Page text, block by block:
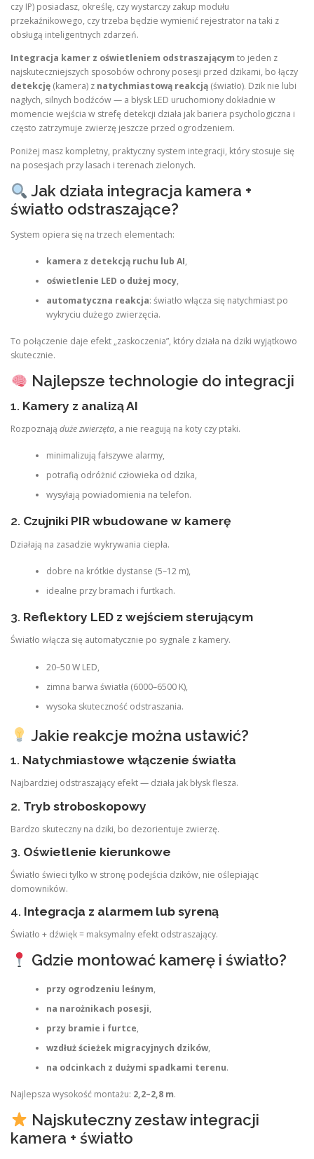
czy IP) posiadasz, określę, czy wystarczy zakup modułu
przekaźnikowego, czy trzeba będzie wymienić rejestrator na taki z
obsługą inteligentnych zdarzeń.
Integracja kamer z oświetleniem odstraszającym to jeden z
najskuteczniejszych sposobów ochrony posesji przed dzikami, bo łączy
detekcję (kamera) z natychmiastową reakcją (światło). Dzik nie lubi
nagłych, silnych bodźców — a błysk LED uruchomiony dokładnie w
momencie wejścia w strefę detekcji działa jak bariera psychologiczna i
często zatrzymuje zwierzę jeszcze przed ogrodzeniem.
Poniżej masz kompletny, praktyczny system integracji, który stosuje się
na posesjach przy lasach i terenach zielonych.
Jak działa integracja kamera +
światło odstraszające?
System opiera się na trzech elementach:
kamera z detekcją ruchu lub AI,
oświetlenie LED o dużej mocy,
automatyczna reakcja: światło włącza się natychmiast po
wykryciu dużego zwierzęcia.
To połączenie daje efekt „zaskoczenia”, który działa na dziki wyjątkowo
skutecznie.
Najlepsze technologie do integracji
1. Kamery z analizą AI
Rozpoznają duże zwierzęta, a nie reagują na koty czy ptaki.
minimalizują fałszywe alarmy,
potrafią odróżnić człowieka od dzika,
wysyłają powiadomienia na telefon.
2. Czujniki PIR wbudowane w kamerę
Działają na zasadzie wykrywania ciepła.
dobre na krótkie dystanse (5–12 m),
idealne przy bramach i furtkach.
3. Reflektory LED z wejściem sterującym
Światło włącza się automatycznie po sygnale z kamery.
20–50 W LED,
zimna barwa światła (6000–6500 K),
wysoka skuteczność odstraszania.
Jakie reakcje można ustawić?
1. Natychmiastowe włączenie światła
Najbardziej odstraszający efekt — działa jak błysk flesza.
2. Tryb stroboskopowy
Bardzo skuteczny na dziki, bo dezorientuje zwierzę.
3. Oświetlenie kierunkowe
Światło świeci tylko w stronę podejścia dzików, nie oślepiając
domowników.
4. Integracja z alarmem lub syreną
Światło + dźwięk = maksymalny efekt odstraszający.
Gdzie montować kamerę i światło?
przy ogrodzeniu leśnym,
na narożnikach posesji,
przy bramie i furtce,
wzdłuż ścieżek migracyjnych dzików,
na odcinkach z dużymi spadkami terenu.
Najlepsza wysokość montażu: 2,2–2,8 m.
Najskuteczny zestaw integracji
kamera + światło